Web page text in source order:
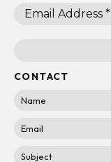
CONTACT